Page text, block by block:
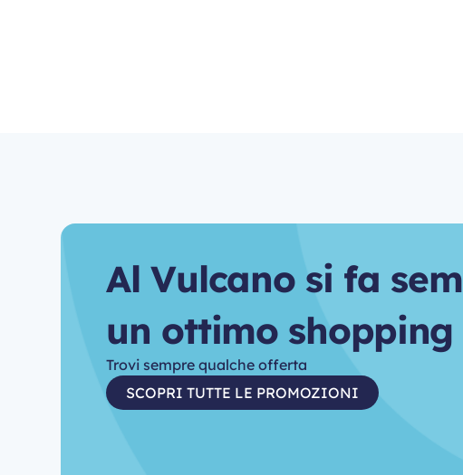
Al Vulcano si fa sem
un ottimo shopping
Trovi sempre qualche offerta
SCOPRI TUTTE LE PROMOZIONI